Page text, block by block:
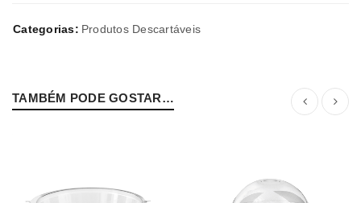
Categorias: Produtos Descartáveis
TAMBÉM PODE GOSTAR…